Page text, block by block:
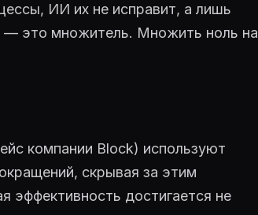
ИИ их не исправит, а лишь
— это множитель. Множить ноль на
компании Block) используют
скрывая за этим
достигается не